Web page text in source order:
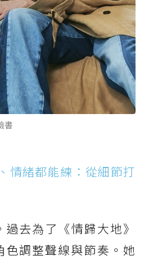
書
情緒都能練：從細節打
去為了《情歸大地》
調整聲線與節奏。她